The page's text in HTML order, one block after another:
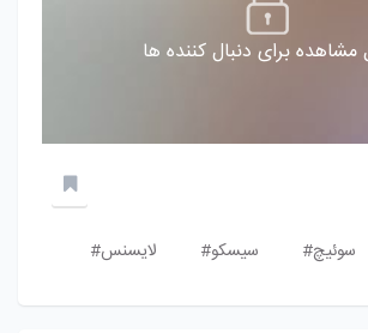
مشاهده برای دنبال کننده ها
سوئیچ# سیسکو# لایسنس#